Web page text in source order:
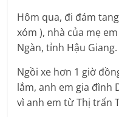
Hôm qua, đi đám
xóm ), nhà của mẹ
Ngàn, tỉnh Hậu Giang.
Ngồi xe hơn 1 giờ
lắm, anh em gia đình
vì anh em từ Thị trấn